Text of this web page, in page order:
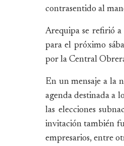
contrasentido al
Arequipa se refirió
para el próximo
por la Central
En un mensaje a la
agenda destinada a
las elecciones
invitación también
empresarios, entre